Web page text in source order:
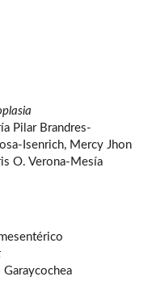
Pilar Brandres-
Isenrich, Mercy Jhon
O. Verona-Mesía